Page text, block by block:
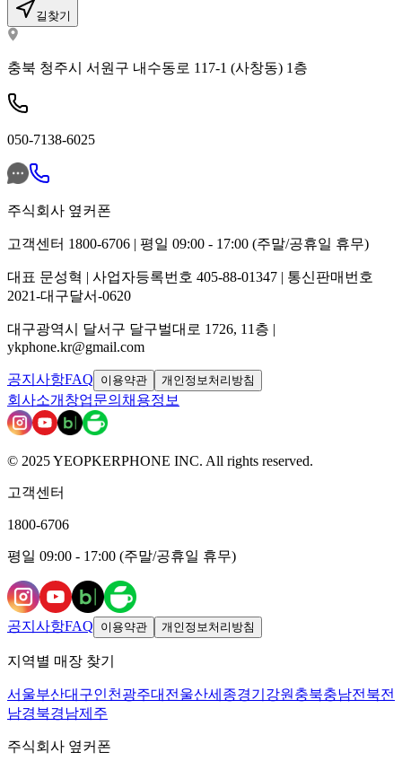
길찾기
충북 청주시 서원구 내수동로 117-1 (사창동) 1층
050-7138-6025
주식회사 옆커폰
고객센터 1800-6706 | 평일 09:00 - 17:00 (주말/공휴일 휴무)
대표 문성혁 | 사업자등록번호 405-88-01347 | 통신판매번호
2021-대구달서-0620
대구광역시 달서구 달구벌대로 1726, 11층 |
ykphone.kr@gmail.com
공지사항FAQ 이용약관 개인정보처리방침
회사소개 창업문의 채용정보
© 2025 YEOPKERPHONE INC. All rights reserved.
고객센터
1800-6706
평일 09:00 - 17:00 (주말/공휴일 휴무)
공지사항FAQ 이용약관 개인정보처리방침
지역별 매장 찾기
서울부산대구인천 광주대전 울산세종경기 강원 충북충남전북전
남경북경남제주
주식회사 옆커폰